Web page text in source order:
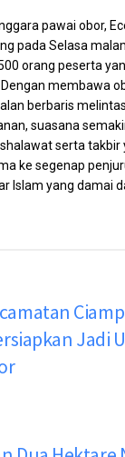
pawai obor,
pada Selasa
orang peserta
membawa
berbaris
suasana
serta takbir
ke segenap
Islam yang damai
Jadi